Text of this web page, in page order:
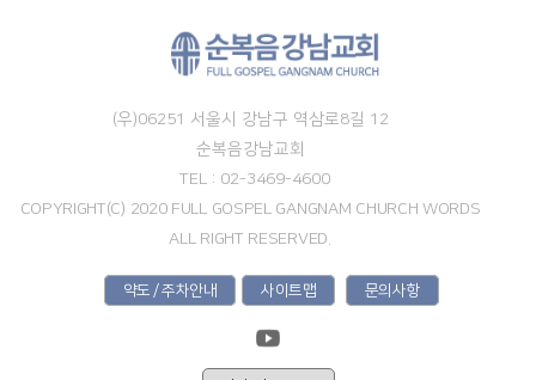
(우)06251 서울시 강남구 역삼로8길 12
순복음강남교회
TEL : 02-3469-4600
COPYRIGHT(C) 2020 FULL GOSPEL GANGNAM CHURCH WORDS
ALL RIGHT RESERVED.
약도 / 주차안내 사이트맵 문의사항